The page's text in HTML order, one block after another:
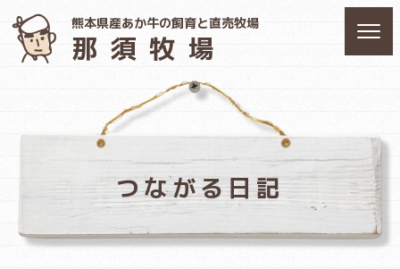
熊本県産あか牛の飼育と直売牧場
那須牧場
つながる日記